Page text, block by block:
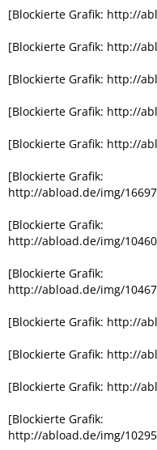
[Blockierte Grafik: http://
[Blockierte Grafik: http://
[Blockierte Grafik: http://
[Blockierte Grafik: http://
[Blockierte Grafik: http://
[Blockierte Grafik:
http://abload.de/img/
[Blockierte Grafik:
http://abload.de/img/
[Blockierte Grafik:
http://abload.de/img/
[Blockierte Grafik: http://
[Blockierte Grafik: http://
[Blockierte Grafik: http://
[Blockierte Grafik:
http://abload.de/img/